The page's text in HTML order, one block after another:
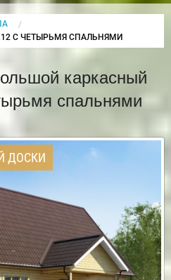
С ЧЕТЫРЬМЯ СПАЛЬНЯМИ
каркасный
спальнями
ДОСКИ